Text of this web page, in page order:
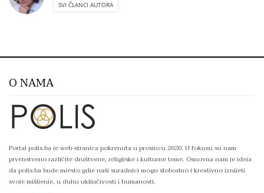
SVI ČLANCI AUTORA
O NAMA
Portal polis.ba je web-stranica pokrenuta u prosincu 2020. U fokusu su nam
prvenstveno različite društvene, religijske i kulturne teme. Osnovna nam je ideja
da polis.ba bude mjesto gdje naši suradnici mogu slobodno i kreativno iznijeti
svoje mišljenje, u duhu uključivosti i humanosti.